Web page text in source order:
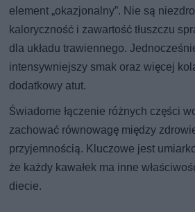
element „okazjonalny”. Nie są
kaloryczność i zawartość tłuszczu
dla układu trawiennego.
intensywniejszy smak oraz więcej
dodatkowy atut.
Świadome łączenie różnych części
zachować równowagę między
przyjemnością. Kluczowe jest
że każdy kawałek ma inne
diecie.